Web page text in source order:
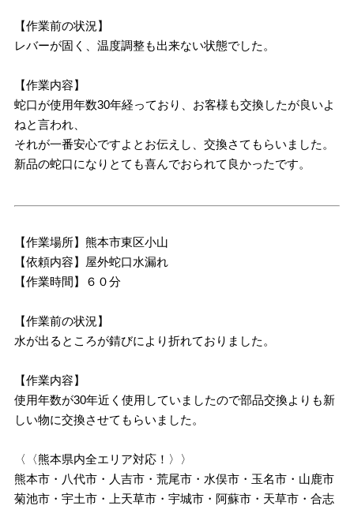
【作業前の状況】
レバーが固く、温度調整も出来ない状態でした。
【作業内容】
蛇口が使用年数30年経っており、お客様も交換したが良いよ
ねと言われ、
それが一番安心ですよとお伝えし、交換さてもらいました。
新品の蛇口になりとても喜んでおられて良かったです。
【作業場所】熊本市東区小山
【依頼内容】屋外蛇口水漏れ
【作業時間】６０分
【作業前の状況】
水が出るところが錆びにより折れておりました。
【作業内容】
使用年数が30年近く使用していましたので部品交換よりも新
しい物に交換させてもらいました。
〈〈熊本県内全エリア対応！〉〉
熊本市・八代市・人吉市・荒尾市・水俣市・玉名市・山鹿市
菊池市・宇土市・上天草市・宇城市・阿蘇市・天草市・合志